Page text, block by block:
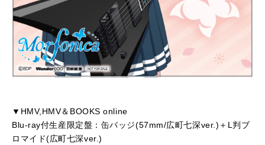
▼HMV,HMV＆BOOKS online
Blu-ray付生産限定盤：缶バッジ(57mm/広町七深ver.)＋L判ブ
ロマイド(広町七深ver.)